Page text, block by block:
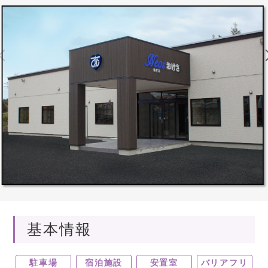
基本情報
駐車場 宿泊施設 安置室 バリアフリ